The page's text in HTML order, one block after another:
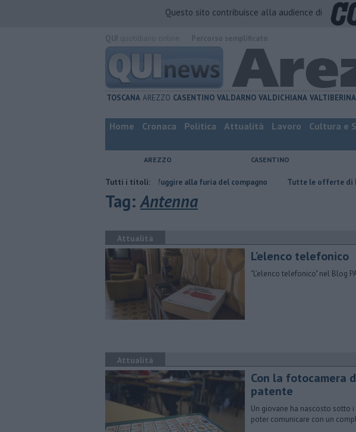
Questo sito contribuisce alla audience di
TOSCANA AREZZO CASENTINO VALDARNO VALDICHIANA VALTIBERINA
Home Cronaca Politica Attualità Lavoro Cultura e
AREZZO CASENTINO
Tutti i titoli:
Nascosta in un bar per sfuggire alla furia del compagno ​Tutte le offerte di lavoro in
Tag:Antenna
Attualità
​L’elenco telefonico
"​L’elenco telefonico" nel Blog
Attualità
Con la fotocamera
patente
Un giovane ha nascosto sotto
poter comunicare con un